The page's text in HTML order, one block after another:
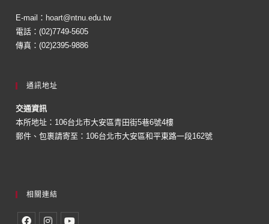
E-mail： hoart@ntnu.edu.tw
電話：(02)7749-5605
傳真：(02)2395-9886
通訊地址
交通資訊
本所地址：106台北市大安區青田街5巷6號4樓
郵件、包裹請寄至：106台北市大安區和平東路一段162號
相關連結